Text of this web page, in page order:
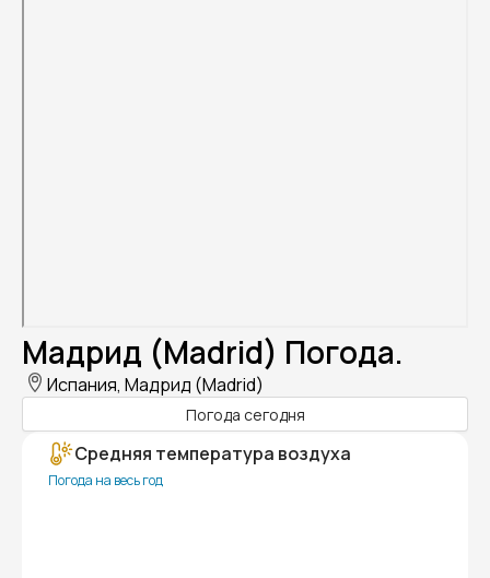
Мадрид (Madrid) Погода.
Испания, Мадрид (Madrid)
Погода сегодня
Средняя температура воздуха
Погода на весь год